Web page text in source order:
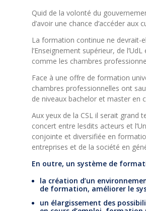
Quid de la volonté du
d’avoir une chance d’accéder aux
La formation continue ne devrait-
l’Enseignement supérieur, de
comme les chambres
Face à une offre de formation
chambres professionnelles ont
de niveaux bachelor et master en
Aux yeux de la CSL il serait
concert entre lesdits acteurs et
conjointe et diversifiée en
entreprises et de la société en
En outre, un système de
la création d’un
de formation, améliorer le
un élargissement des